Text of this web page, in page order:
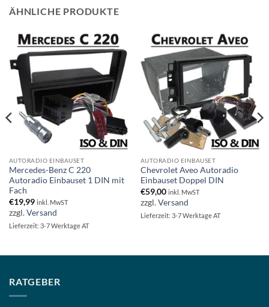
ÄHNLICHE PRODUKTE
AUTORADIO EINBAUSET
Mercedes-Benz C 220
Autoradio Einbauset 1 DIN mit
Fach
€19,99 inkl. MwST
zzgl.Versand
Lieferzeit: 3-7 Werktage AT
AUTORADIO EINBAUSET
Chevrolet Aveo Autoradio
Einbauset Doppel DIN
€59,00 inkl. MwST
zzgl.Versand
Lieferzeit: 3-7 Werktage AT
RATGEBER